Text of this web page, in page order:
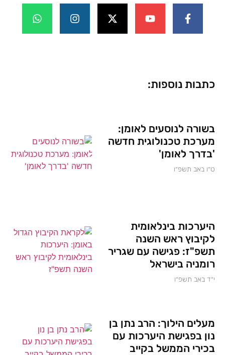
כתבות נוספות:
בשורה לנוסעים לאומן:
מערכת טכנולוגית חדשה
'בדרך לאומן'
ט״ו באב תשפ״ו
היערכות בינלאומית
לקיבוץ ראש השנה
תשפ"ז: פגישה עם שגריר
רומניה בישראל
י״ד באב תשפ״ו
מעלים הילוך: הרב נתן בן
נון בפגישת היערכות עם
בכירי הממשל בקייב